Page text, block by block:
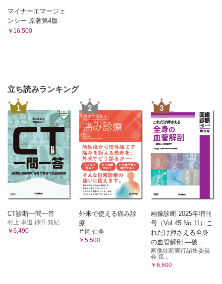
マイナーエマージェ
ンシー 原著第4版
￥16,500
立ち読みランキング
1
CT診断一問一答
村上 卓道 神田 知紀
￥6,490
2
外来で使える痛み診
療
片岡 仁美
￥5,500
3
画像診断 2025年増刊
号（Vol.45 No.11）こ
れだけ押さえる全身
の血管解剖 ―破...
画像診断実行編集委員
会 森...
￥6,600